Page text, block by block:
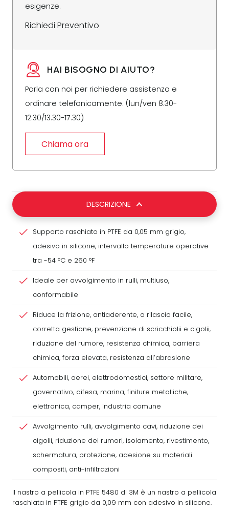
esigenze.
Richiedi Preventivo
HAI BISOGNO DI AIUTO?
Parla con noi per richiedere assistenza e
ordinare telefonicamente. (lun/ven 8.30-
12.30/13.30-17.30)
Chiama ora
DESCRIZIONE
Supporto raschiato in PTFE da 0,05 mm grigio,
adesivo in silicone, intervallo temperature operative
tra -54 °C e 260 °F
Ideale per avvolgimento in rulli, multiuso,
conformabile
Riduce la frizione, antiaderente, a rilascio facile,
corretta gestione, prevenzione di scricchiolii e cigolii,
riduzione del rumore, resistenza chimica, barriera
chimica, forza elevata, resistenza all’abrasione
Automobili, aerei, elettrodomestici, settore militare,
governativo, difesa, marina, finiture metalliche,
elettronica, camper, industria comune
Avvolgimento rulli, avvolgimento cavi, riduzione dei
cigolii, riduzione dei rumori, isolamento, rivestimento,
schermatura, protezione, adesione su materiali
compositi, anti-infiltrazioni
Il nastro a pellicola in PTFE 5480 di 3M è un nastro a pellicola
raschiata in PTFE grigio da 0,09 mm con adesivo in silicone.